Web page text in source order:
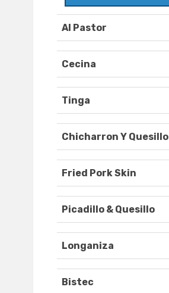
Al Pastor
Cecina
Tinga
Chicharron Y Quesillo
Fried Pork Skin
Picadillo & Quesillo
Longaniza
Bistec